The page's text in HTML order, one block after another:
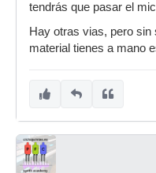
tendrás que pasar el
Hay otras vias, pero
material tienes a mano